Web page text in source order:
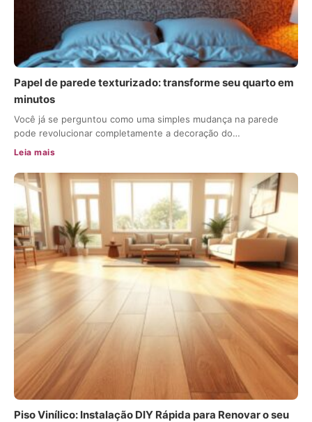
Papel de parede texturizado: transforme seu quarto em
minutos
Você já se perguntou como uma simples mudança na parede
pode revolucionar completamente a decoração do…
Leia mais
Piso Vinílico: Instalação DIY Rápida para Renovar o seu